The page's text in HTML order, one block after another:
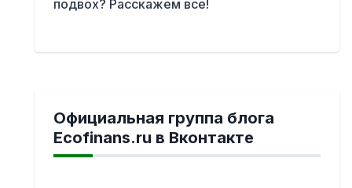
подвох? Расскажем все!
Официальная группа блога
Ecofinans.ru в Вконтакте